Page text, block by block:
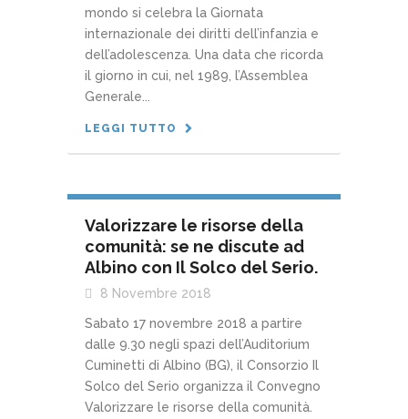
mondo si celebra la Giornata
internazionale dei diritti dell’infanzia e
dell’adolescenza. Una data che ricorda
il giorno in cui, nel 1989, l’Assemblea
Generale...
LEGGI TUTTO
Valorizzare le risorse della
comunità: se ne discute ad
Albino con Il Solco del Serio.
8 Novembre 2018
Sabato 17 novembre 2018 a partire
dalle 9.30 negli spazi dell’Auditorium
Cuminetti di Albino (BG), il Consorzio Il
Solco del Serio organizza il Convegno
Valorizzare le risorse della comunità.